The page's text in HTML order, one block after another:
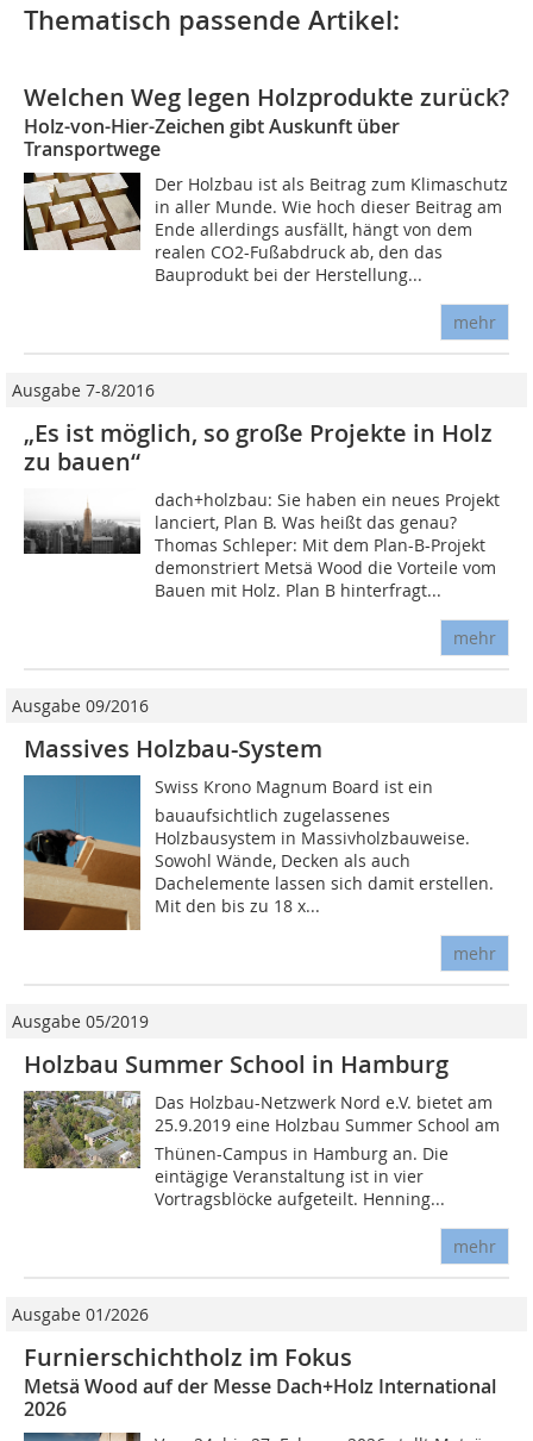
Thematisch passende Artikel:
Welchen Weg legen Holzprodukte zurück?
Holz-von-Hier-Zeichen gibt Auskunft über
Transportwege
Der Holzbau ist als Beitrag zum Klimaschutz
in aller Munde. Wie hoch dieser Beitrag am
Ende allerdings ausfällt, hängt von dem
realen CO2-Fußabdruck ab, den das
Bauprodukt bei der Herstellung...
mehr
Ausgabe 7-8/2016
„Es ist möglich, so große Projekte in Holz
zu bauen“
dach+holzbau: Sie haben ein neues Projekt
lanciert, Plan B. Was heißt das genau?
Thomas Schleper: Mit dem Plan-B-Projekt
demonstriert Metsä Wood die Vorteile vom
Bauen mit Holz. Plan B hinterfragt...
mehr
Ausgabe 09/2016
Massives Holzbau-System
Swiss Krono Magnum Board ist ein
bauaufsichtlich zugelassenes
Holzbausystem in Massivholzbauweise.
Sowohl Wände, Decken als auch
Dachelemente lassen sich damit erstellen.
Mit den bis zu 18 x...
mehr
Ausgabe 05/2019
Holzbau Summer School in Hamburg
Das Holzbau-Netzwerk Nord e.V. bietet am
25.9.2019 eine Holzbau Summer School am
Thünen-Campus in Hamburg an. Die
eintägige Veranstaltung ist in vier
Vortragsblöcke aufgeteilt. Henning...
mehr
Ausgabe 01/2026
Furnierschichtholz im Fokus
Metsä Wood auf der Messe Dach+Holz International
2026